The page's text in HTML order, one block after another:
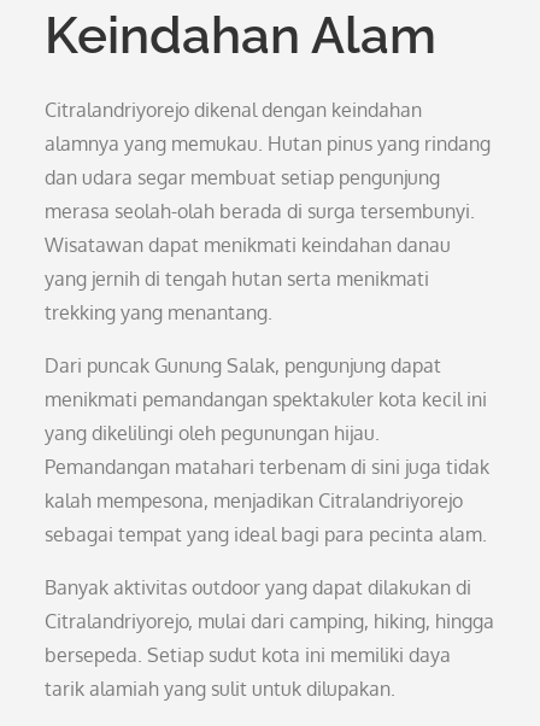
Keindahan Alam
Citralandriyorejo dikenal dengan keindahan
alamnya yang memukau. Hutan pinus yang rindang
dan udara segar membuat setiap pengunjung
merasa seolah-olah berada di surga tersembunyi.
Wisatawan dapat menikmati keindahan danau
yang jernih di tengah hutan serta menikmati
trekking yang menantang.
Dari puncak Gunung Salak, pengunjung dapat
menikmati pemandangan spektakuler kota kecil ini
yang dikelilingi oleh pegunungan hijau.
Pemandangan matahari terbenam di sini juga tidak
kalah mempesona, menjadikan Citralandriyorejo
sebagai tempat yang ideal bagi para pecinta alam.
Banyak aktivitas outdoor yang dapat dilakukan di
Citralandriyorejo, mulai dari camping, hiking, hingga
bersepeda. Setiap sudut kota ini memiliki daya
tarik alamiah yang sulit untuk dilupakan.